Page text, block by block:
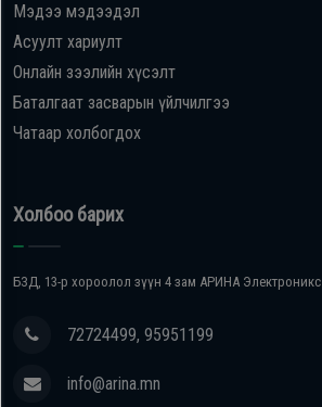
Мэдээ мэдээдэл
Асуулт хариулт
Онлайн зээлийн хүсэлт
Баталгаат засварын үйлчилгээ
Чатаар холбогдох
Холбоо барих
БЗД, 13-р хороолол зүүн 4 зам АРИНА Электроникс
72724499, 95951199
info@arina.mn